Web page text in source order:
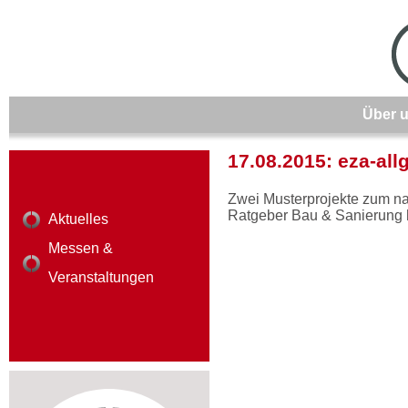
Über
Aktuelles
Messen &
Veranstaltungen
17.08.2015: eza-
Zwei Musterprojekte zum
Ratgeber Bau &